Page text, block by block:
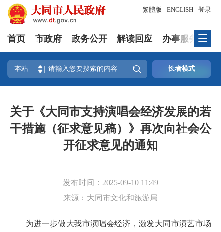
登录
繁體版 ENGLISH
首页 市政府 政务公开 解读回应 办事服务
本站  长者模式
关于《大同市支持演唱会经济发展的若
干措施（征求意见稿）》再次向社会公
开征求意见的通知
发布时间： 2025-09-10 11:49
来源： 大同市文化和旅游局
为进一步做大我市演唱会经济，激发大同市演艺市场